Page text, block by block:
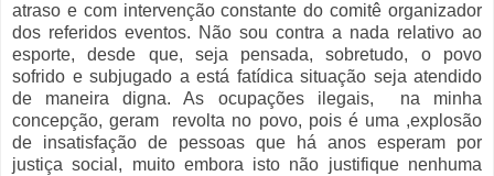
atraso e com intervenção constante do comitê organizador
dos referidos eventos. Não sou contra a nada relativo ao
esporte, desde que, seja pensada, sobretudo, o povo
sofrido e subjugado a está fatídica situação seja atendido
de maneira digna. As ocupações ilegais, na minha
concepção, geram revolta no povo, pois é uma ,explosão
de insatisfação de pessoas que há anos esperam por
justiça social, muito embora isto não justifique nenhuma